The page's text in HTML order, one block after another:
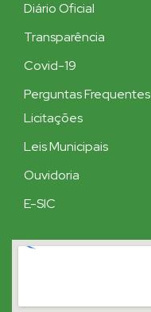
Diário Oficial
Transparência
Covid-19
Perguntas Frequentes
Licitações
Leis Municipais
Ouvidoria
E-SIC